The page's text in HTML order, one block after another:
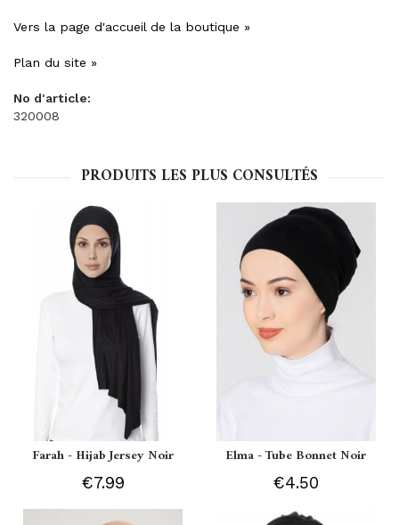
Vers la page d'accueil de la boutique »
Plan du site »
No d'article:
320008
PRODUITS LES PLUS CONSULTÉS
Farah - Hijab Jersey Noir
€7.99
Elma - Tube Bonnet Noir
€4.50